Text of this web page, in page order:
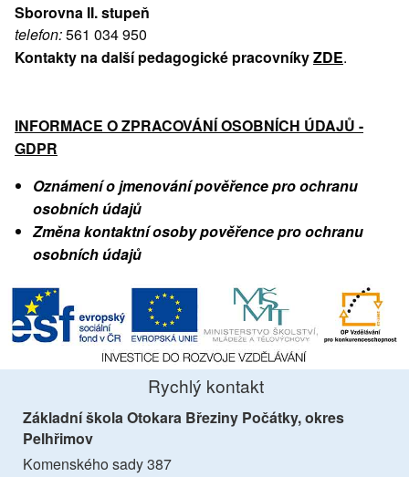
Sborovna II. stupeň
telefon:561 034 950
Kontakty na další pedagogické pracovníkyZDE.
INFORMACE O ZPRACOVÁNÍ OSOBNÍCH ÚDAJŮ -
GDPR
Oznámení o jmenování pověřence pro ochranu
osobních údajů
Změna kontaktní osoby pověřence pro ochranu
osobních údajů
Rychlý kontakt
Základní škola Otokara Březiny Počátky, okres
Pelhřimov
Komenského sady 387